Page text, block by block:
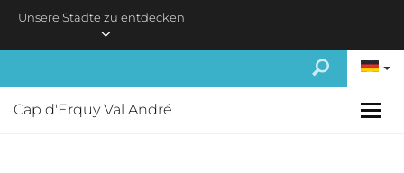
Skip to main content
Unsere Städte zu entdecken
Cap d'Erquy Val André